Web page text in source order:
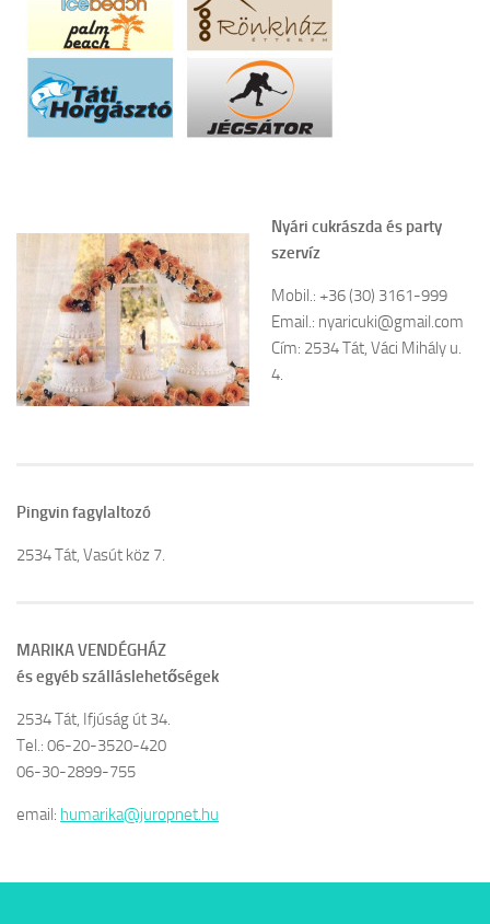
Nyári cukrászda és party
szervíz
Mobil.: +36 (30) 3161-999
Email.: nyaricuki@gmail.com
Cím: 2534 Tát, Váci Mihály u.
4.
Pingvin fagylaltozó
2534 Tát, Vasút köz 7.
MARIKA VENDÉGHÁZ
és egyéb szálláslehetőségek
2534 Tát, Ifjúság út 34.
Tel.: 06-20-3520-420
06-30-2899-755
email: humarika@juropnet.hu